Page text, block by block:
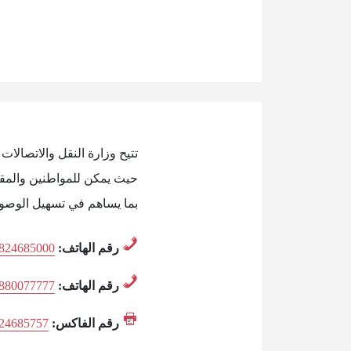
تتيح وزارة النقل
حيث يمكن للمواطنين
بما يساهم في تسهيل
رقم الهاتف:
رقم الهاتف:
رقم الفاكس: 24685757